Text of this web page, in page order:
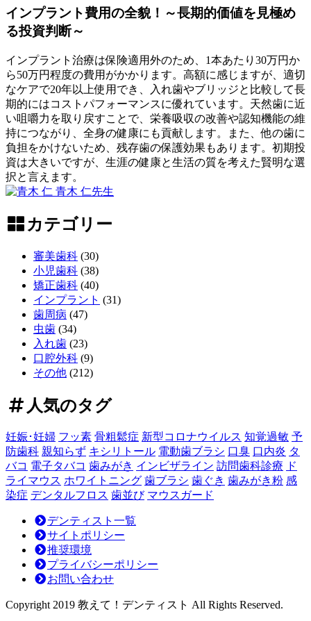
見
逃
し
が
ち
な
サ
イ
ン
を
知
る
～
日
な
ぜ
人
に
よ
っ
て
違
う
の
か
｜
小
歯
科
インプラント費用の全貌！～長期的価値を見極め
る投資判断～
インプラント治療は保険適用外のため、1本あたり30万円か
ら50万円程度の費用がかかります。高額に感じますが、適切
なケアで20年以上使用でき、入れ歯やブリッジと比較して長
期的にはコストパフォーマンスに優れています。天然歯に近
い咀嚼力を取り戻すことで、栄養吸収の改善や認知機能の維
持につながり、全身の健康にも貢献します。また、他の歯に
負担をかけないため、残存歯の保護効果もあります。初期投
資は大きいですが、生涯の健康と生活の質を考えた賢明な選
択と言えます。
青木 仁先生
ン
プ
期
的
値
を
見
極
め
カテゴリー
審美歯科 (30)
小児歯科 (38)
矯正歯科 (40)
インプラント (31)
歯周病 (47)
虫歯 (34)
入れ歯 (23)
口腔外科 (9)
その他 (212)
人気のタグ
妊娠･妊婦 フッ素 骨粗鬆症 新型コロナウイルス 知覚過敏 予
防歯科 親知らず キシリトール 電動歯ブラシ 口臭 口内炎 タ
バコ 電子タバコ 歯みがき インビザライン 訪問歯科診療 ド
ライマウス ホワイトニング 歯ブラシ 歯ぐき 歯みがき粉 感
染症 デンタルフロス 歯並び マウスガード
デンティスト一覧
サイトポリシー
推奨環境
プライバシーポリシー
お問い合わせ
Copyright 2019 教えて！デンティスト All Rights Reserved.